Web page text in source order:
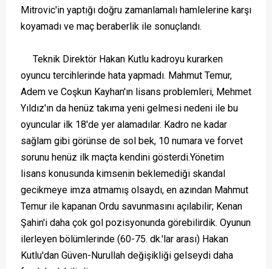
Mitrovic'in yaptığı doğru zamanlamalı hamlelerine karşı
koyamadı ve maç beraberlik ile sonuçlandı.
Teknik Direktör Hakan Kutlu kadroyu kurarken
oyuncu tercihlerinde hata yapmadı. Mahmut Temur,
Adem ve Coşkun Kayhan'ın lisans problemleri, Mehmet
Yıldız'ın da henüz takıma yeni gelmesi nedeni ile bu
oyuncular ilk 18'de yer alamadılar. Kadro ne kadar
sağlam gibi görünse de sol bek, 10 numara ve forvet
sorunu henüz ilk maçta kendini gösterdi.Yönetim
lisans konusunda kimsenin beklemediği skandal
gecikmeye imza atmamış olsaydı, en azından Mahmut
Temur ile kapanan Ordu savunmasını açılabilir; Kenan
Şahin'i daha çok gol pozisyonunda görebilirdik. Oyunun
ilerleyen bölümlerinde (60-75. dk.'lar arası) Hakan
Kutlu'dan Güven-Nurullah değişikliği gelseydi daha